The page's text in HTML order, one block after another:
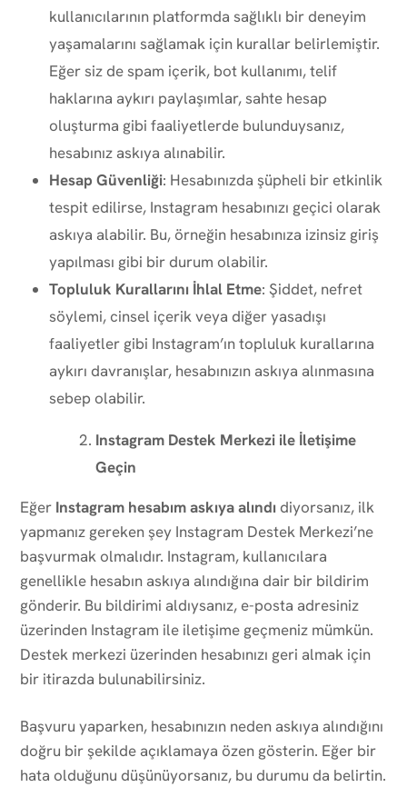
kullanıcılarının platformda sağlıklı bir deneyim
yaşamalarını sağlamak için kurallar belirlemiştir.
Eğer siz de spam içerik, bot kullanımı, telif
haklarına aykırı paylaşımlar, sahte hesap
oluşturma gibi faaliyetlerde bulunduysanız,
hesabınız askıya alınabilir.
Hesap Güvenliği: Hesabınızda şüpheli bir etkinlik
tespit edilirse, Instagram hesabınızı geçici olarak
askıya alabilir. Bu, örneğin hesabınıza izinsiz giriş
yapılması gibi bir durum olabilir.
Topluluk Kurallarını İhlal Etme: Şiddet, nefret
söylemi, cinsel içerik veya diğer yasadışı
faaliyetler gibi Instagram’ın topluluk kurallarına
aykırı davranışlar, hesabınızın askıya alınmasına
sebep olabilir.
Instagram Destek Merkezi ile İletişime
Geçin
Eğer Instagram hesabım askıya alındı diyorsanız, ilk
yapmanız gereken şey Instagram Destek Merkezi’ne
başvurmak olmalıdır. Instagram, kullanıcılara
genellikle hesabın askıya alındığına dair bir bildirim
gönderir. Bu bildirimi aldıysanız, e-posta adresiniz
üzerinden Instagram ile iletişime geçmeniz mümkün.
Destek merkezi üzerinden hesabınızı geri almak için
bir itirazda bulunabilirsiniz.
Başvuru yaparken, hesabınızın neden askıya alındığını
doğru bir şekilde açıklamaya özen gösterin. Eğer bir
hata olduğunu düşünüyorsanız, bu durumu da belirtin.